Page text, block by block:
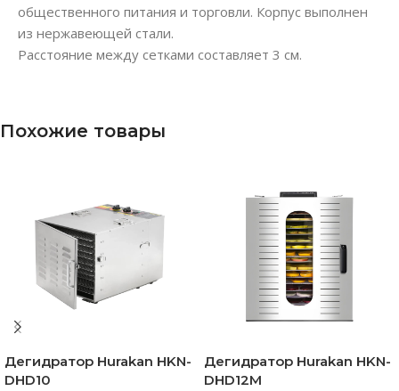
общественного питания и торговли. Корпус выполнен
из нержавеющей стали.
Расстояние между сетками составляет 3 см.
Похожие товары
Дегидратор Hurakan HKN-
DHD10
Дегидратор Hurakan HKN-
DHD12M